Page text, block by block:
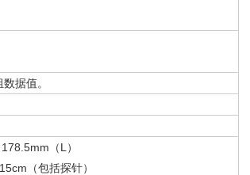
据值。
（L）
（包括探针）